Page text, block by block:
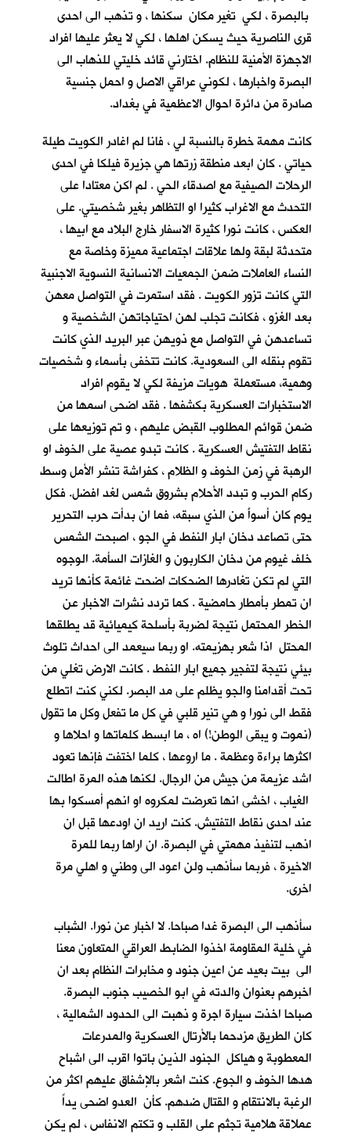
بالبصرة ، لكي تغير مكان سكنها ، و تذهب الى احدى
قرى الناصرية حيث يسكن اهلها ، لكي لا يعثر عليها افراد
الاجهزة الأمنية للنظام. اختارني قائد خليتي للذهاب الى
البصرة واخبارها ، لكوني عراقي الاصل و احمل جنسية
صادرة من دائرة احوال الاعظمية في بغداد.
كانت مهمة خطرة بالنسبة لي ، فانا لم اغادر الكويت طيلة
حياتي . كان ابعد منطقة زرتها هي جزيرة فيلكا في احدى
الرحلات الصيفية مع اصدقاء الحي . لم اكن معتادا على
التحدث مع الاغراب كثيرا او التظاهر بغير شخصيتي. على
العكس ، كانت نورا كثيرة الاسفار خارج البلاد مع ابيها ،
متحدثة لبقة ولها علاقات اجتماعية مميزة وخاصة مع
النساء العاملات ضمن الجمعيات الانسانية النسوية الاجنبية
التي كانت تزور الكويت . فقد استمرت في التواصل معهن
بعد الغزو ، فكانت تجلب لهن احتياجاتهن الشخصية و
تساعدهن في التواصل مع ذويهن عبر البريد الذي كانت
تقوم بنقله الى السعودية. كانت تتخفى بأسماء و شخصيات
وهمية، مستعملة هويات مزيفة لكي لا يقوم افراد
الاستخبارات العسكرية بكشفها . فقد اضحى اسمها من
ضمن قوائم المطلوب القبض عليهم ، و تم توزيعها على
نقاط التفتيش العسكرية . كانت تبدو عصية على الخوف او
الرهبة في زمن الخوف و الظلام ، كفراشة تنشر الأمل وسط
ركام الحرب و تبدد الأحلام بشروق شمس لغد افضل. فكل
يوم كان أسوأَ من الذي سبقه، فما ان بدأت حرب التحرير
حتى تصاعد دخان ابار النفط في الجو ، اصبحت الشمس
خلف غيوم من دخان الكاربون و الغازات السأمة. الوجوه
التي لم تكن تغادرها الضحكات اضحت غائمة كأنها تريد
ان تمطر بأمطار حامضية . كما تردد نشرات الاخبار عن
الخطر المحتمل نتيجة لضربة بأسلحة كيميائية قد يطلقها
المحتل اذا شعر بهزيمته. او ربما سيعمد الى احداث تلوث
بيئي نتيجة لتفجير جميع ابار النفط . كانت الارض تغلي من
تحت أقدامنا والجو يظلم على مد البصر. لكني كنت اتطلع
فقط الى نورا و هي تنير قلبي في كل ما تفعل وكل ما تقول
(نموت و يبقى الوطن!) اه ، ما ابسط كلماتها و احلاها و
اكثرها براءة وعظمة . ما اروعها ، كلما اختفت فإنها تعود
اشد عزيمة من جيش من الرجال. لكنها هذه المرة اطالت
الغياب ، اخشى انها تعرضت لمكروه او انهم أمسكوا بها
عند احدى نقاط التفتيش. كنت اريد ان اودعها قبل ان
اذهب لتنفيذ مهمتي في البصرة. ان اراها ربما للمرة
الاخيرة ، فربما سأذهب ولن اعود الى وطني و اهلي مرة
اخرى.
سأذهب الى البصرة غدا صباحا. لا اخبار عن نورا. الشباب
في خلية المقاومة اخذوا الضابط العراقي المتعاون معنا
الى بيت بعيد عن اعين جنود و مخابرات النظام بعد ان
اخبرهم بعنوان والدته في ابو الخصيب جنوب البصرة.
صباحا اخذت سيارة اجرة و ذهبت الى الحدود الشمالية ،
كان الطريق مزدحما بالأرتال العسكرية والمدرعات
المعطوبة و هياكل الجنود الذين باتوا اقرب الى اشباح
هدها الخوف و الجوع. كنت اشعر بالإشفاق عليهم اكثر من
الرغبة بالانتقام و القتال ضدهم. كأن العدو اضحى يداً
عملاقة هلامية تجثم على القلب و تكتم الانفاس ، لم يكن